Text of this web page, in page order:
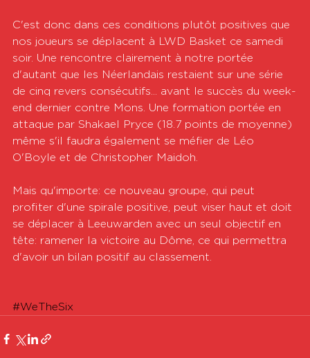
C'est donc dans ces conditions plutôt positives que
nos joueurs se déplacent à LWD Basket ce samedi
soir. Une rencontre clairement à notre portée
d'autant que les Néerlandais restaient sur une série
de cinq revers consécutifs... avant le succès du week-
end dernier contre Mons. Une formation portée en
attaque par Shakael Pryce (18.7 points de moyenne)
même s'il faudra également se méfier de Léo
O'Boyle et de Christopher Maidoh.
Mais qu'importe: ce nouveau groupe, qui peut
profiter d'une spirale positive, peut viser haut et doit
se déplacer à Leeuwarden avec un seul objectif en
tête: ramener la victoire au Dôme, ce qui permettra
d'avoir un bilan positif au classement.
#WeTheSix